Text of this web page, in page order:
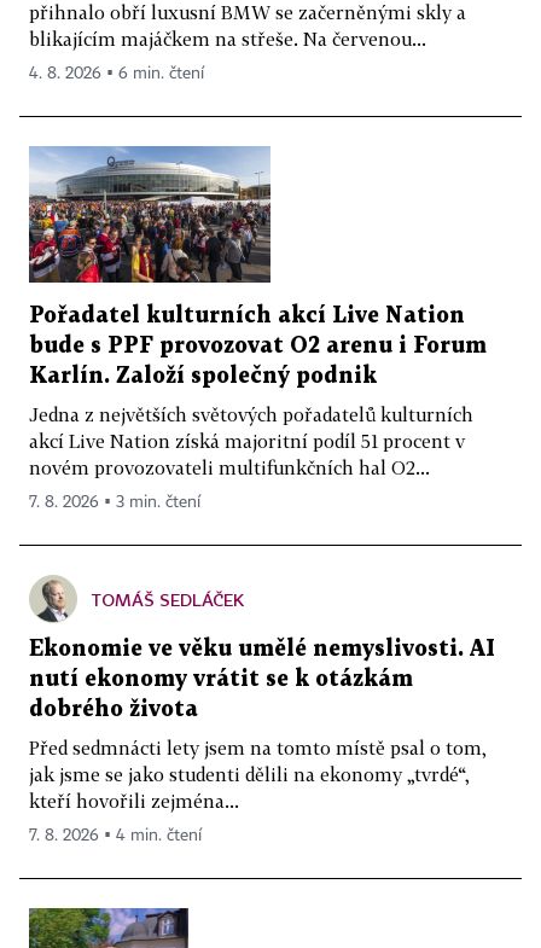
přihnalo obří luxusní BMW se začerněnými skly a
blikajícím majáčkem na střeše. Na červenou...
4. 8. 2026 ▪ 6 min. čtení
Pořadatel kulturních akcí Live Nation
bude s PPF provozovat O2 arenu i Forum
Karlín. Založí společný podnik
Jedna z největších světových pořadatelů kulturních
akcí Live Nation získá majoritní podíl 51 procent v
novém provozovateli multifunkčních hal O2...
7. 8. 2026 ▪ 3 min. čtení
TOMÁŠ SEDLÁČEK
Ekonomie ve věku umělé nemyslivosti. AI
nutí ekonomy vrátit se k otázkám
dobrého života
Před sedmnácti lety jsem na tomto místě psal o tom,
jak jsme se jako studenti dělili na ekonomy „tvrdé“,
kteří hovořili zejména...
7. 8. 2026 ▪ 4 min. čtení